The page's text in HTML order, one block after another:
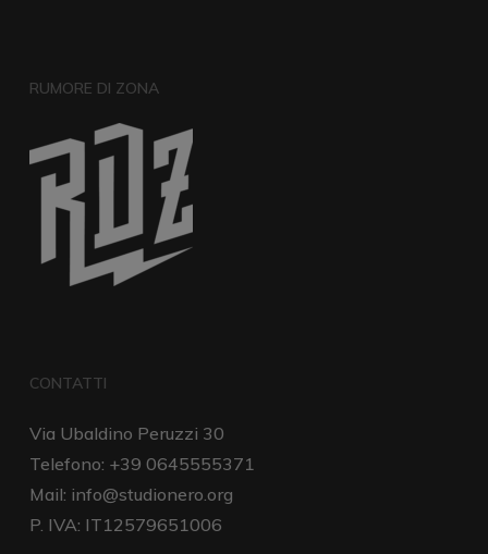
RUMORE DI ZONA
CONTATTI
Via Ubaldino Peruzzi 30
Telefono: +39 0645555371
Mail: info@studionero.org
P. IVA: IT12579651006